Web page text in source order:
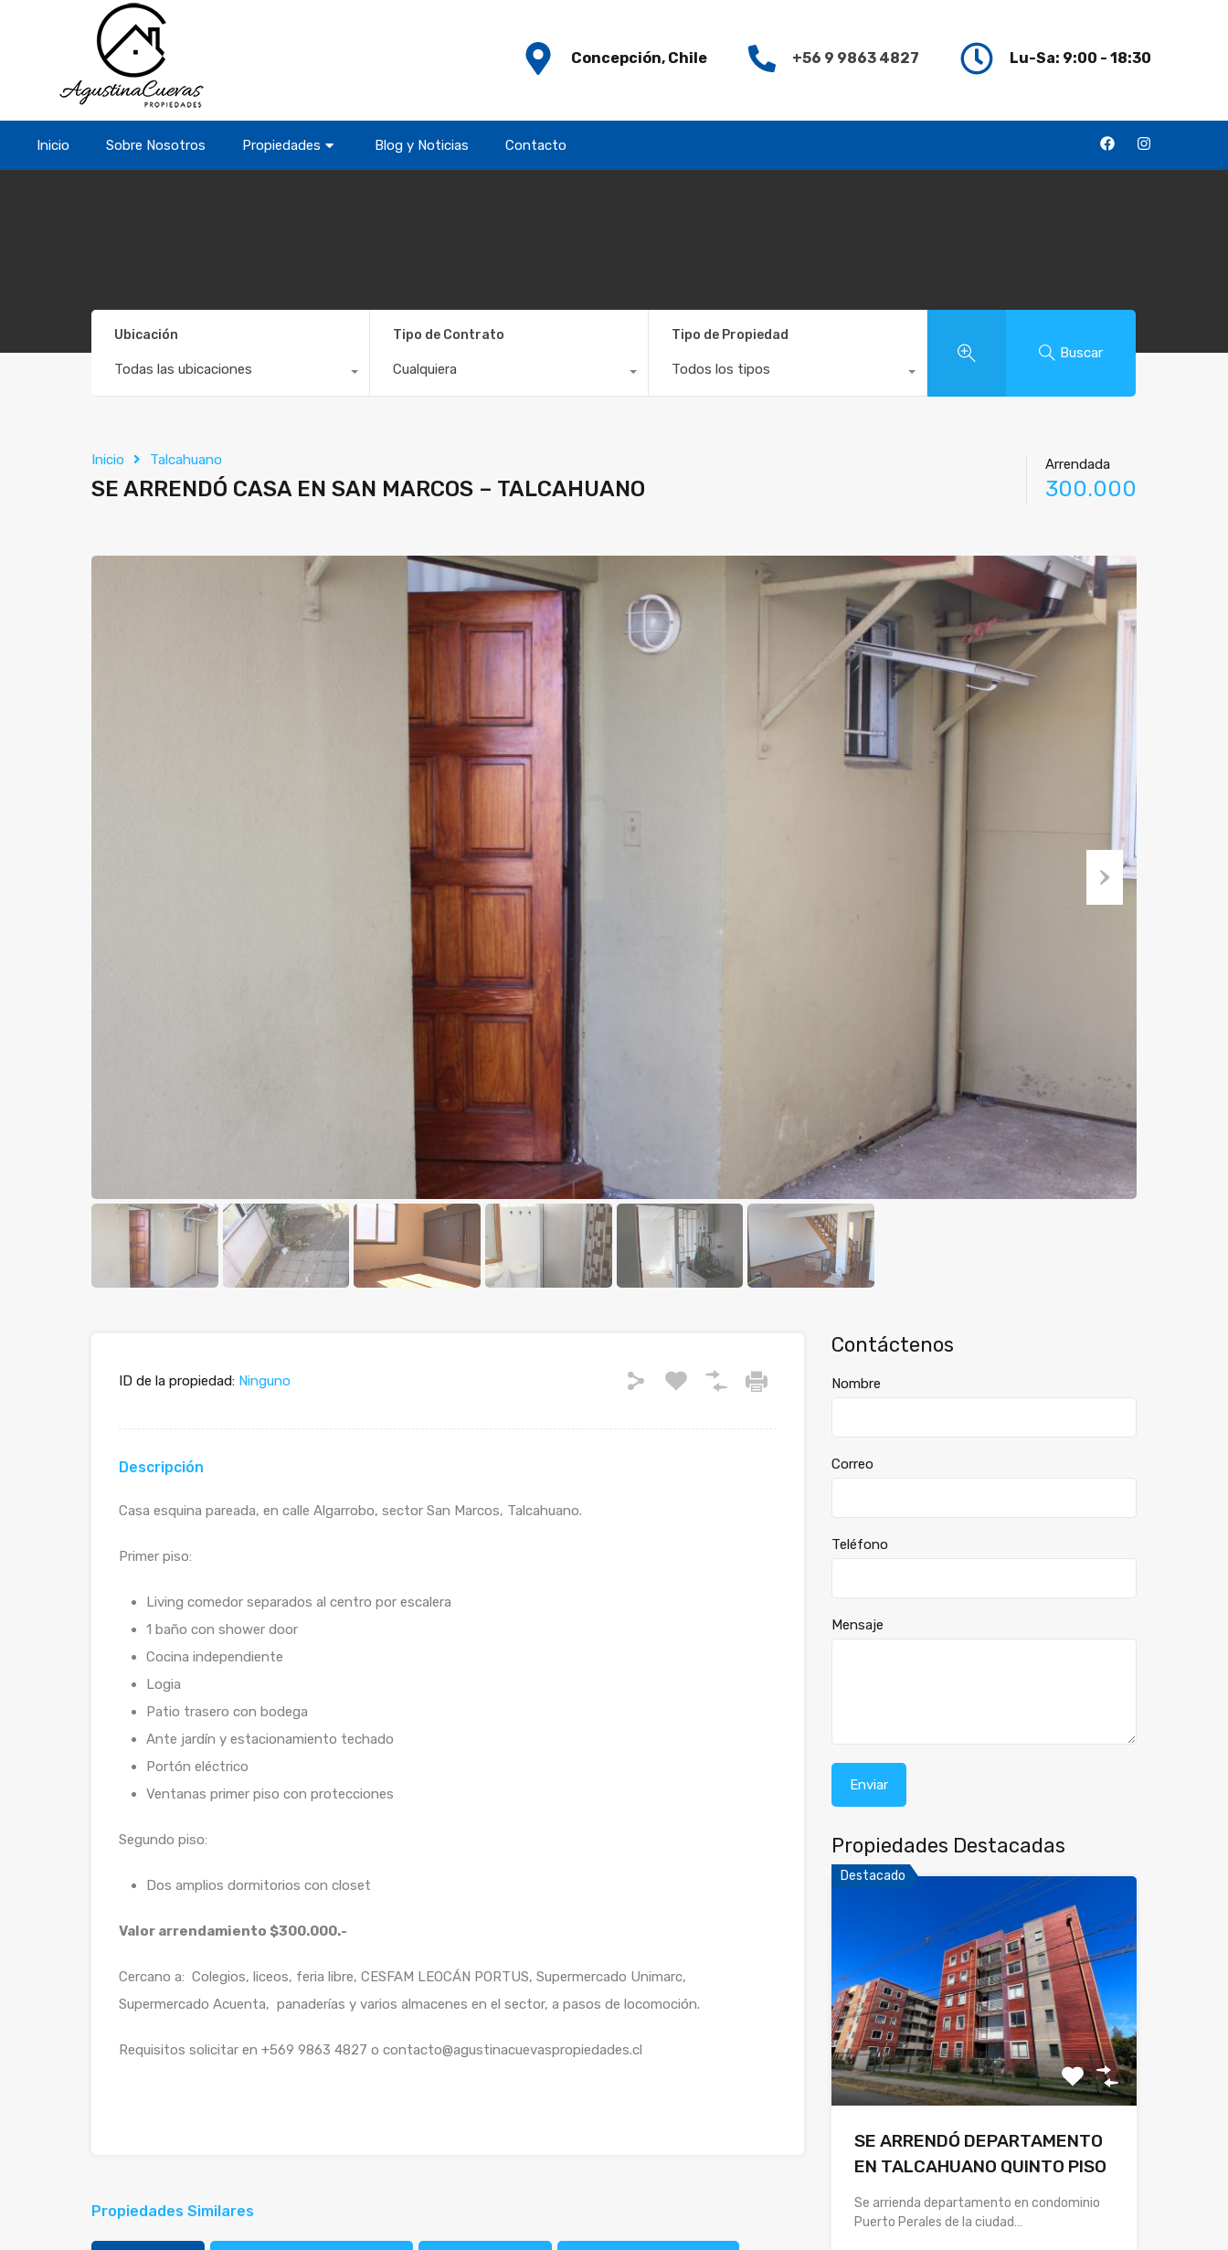
Concepción, Chile +56 9 9863 4827 Lu-Sa: 9:00 - 18:30
Inicio Sobre Nosotros Propiedades Blog y Noticias Contacto
Ubicación
Todas las ubicaciones
Tipo de Contrato
Cualquiera
Tipo de Propiedad
Todos los tipos
Buscar
Inicio Talcahuano
SE ARRENDÓ CASA EN SAN MARCOS – TALCAHUANO
Arrendada
300.000
ID de la propiedad: Ninguno
Descripción
Casa esquina pareada, en calle Algarrobo, sector San Marcos, Talcahuano.
Primer piso:
Living comedor separados al centro por escalera
1 baño con shower door
Cocina independiente
Logia
Patio trasero con bodega
Ante jardín y estacionamiento techado
Portón eléctrico
Ventanas primer piso con protecciones
Segundo piso:
Dos amplios dormitorios con closet
Valor arrendamiento $300.000.-
Cercano a: Colegios, liceos, feria libre, CESFAM LEOCÁN PORTUS, Supermercado Unimarc,
Supermercado Acuenta, panaderías y varios almacenes en el sector, a pasos de locomoción.
Requisitos solicitar en +569 9863 4827 o contacto@agustinacuevaspropiedades.cl
Propiedades Similares
Contáctenos
Nombre
Correo
Teléfono
Mensaje
Propiedades Destacadas
Destacado
SE ARRENDÓ DEPARTAMENTO
EN TALCAHUANO QUINTO PISO
Se arrienda departamento en condominio
Puerto Perales de la ciudad…